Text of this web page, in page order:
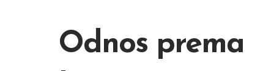
Odnos prema